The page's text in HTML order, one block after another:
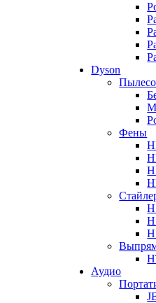
Dyson
Фены
Аудио